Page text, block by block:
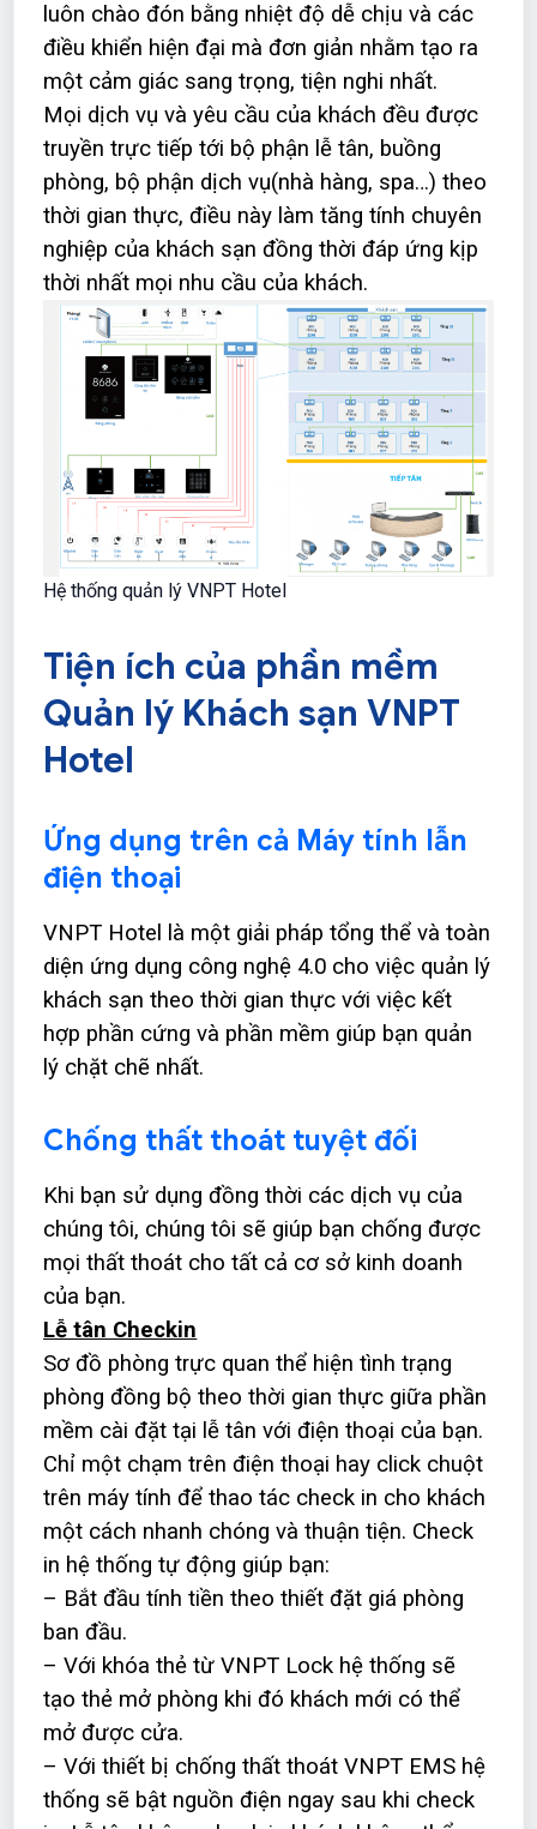
luôn chào đón bằng nhiệt độ dễ chịu và các
điều khiển hiện đại mà đơn giản nhằm tạo ra
một cảm giác sang trọng, tiện nghi nhất.
Mọi dịch vụ và yêu cầu của khách đều được
truyền trực tiếp tới bộ phận lễ tân, buồng
phòng, bộ phận dịch vụ(nhà hàng, spa…) theo
thời gian thực, điều này làm tăng tính chuyên
nghiệp của khách sạn đồng thời đáp ứng kịp
thời nhất mọi nhu cầu của khách.
Hệ thống quản lý VNPT Hotel
Tiện ích của phần mềm
Quản lý Khách sạn VNPT
Hotel
Ứng dụng trên cả Máy tính lẫn
điện thoại
VNPT Hotel là một giải pháp tổng thể và toàn
diện ứng dụng công nghệ 4.0 cho việc quản lý
khách sạn theo thời gian thực với việc kết
hợp phần cứng và phần mềm giúp bạn quản
lý chặt chẽ nhất.
Chống thất thoát tuyệt đối
Khi bạn sử dụng đồng thời các dịch vụ của
chúng tôi, chúng tôi sẽ giúp bạn chống được
mọi thất thoát cho tất cả cơ sở kinh doanh
của bạn.
Lễ tân Checkin
Sơ đồ phòng trực quan thể hiện tình trạng
phòng đồng bộ theo thời gian thực giữa phần
mềm cài đặt tại lễ tân với điện thoại của bạn.
Chỉ một chạm trên điện thoại hay click chuột
trên máy tính để thao tác check in cho khách
một cách nhanh chóng và thuận tiện. Check
in hệ thống tự động giúp bạn:
– Bắt đầu tính tiền theo thiết đặt giá phòng
ban đầu.
– Với khóa thẻ từ VNPT Lock hệ thống sẽ
tạo thẻ mở phòng khi đó khách mới có thể
mở được cửa.
– Với thiết bị chống thất thoát VNPT EMS hệ
thống sẽ bật nguồn điện ngay sau khi check